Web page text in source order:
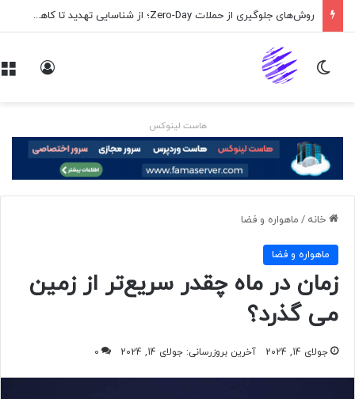
روش‌های جلوگیری از حملات Zero-Day؛ از شناسایی تهدید تا کاهش ریسک
تغییر پوسته
هاست لینوکس
خانه / ماهواره و فضا
ماهواره و فضا
زمان در ماه چقدر سریع‌تر از زمین
می گذرد؟
جولای 14, 2024 آخرین بروزرسانی: جولای 14, 2024 0